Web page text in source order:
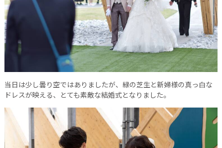
当日は少し曇り空ではありましたが、緑の芝生と新婦様の真っ白な
ドレスが映える、とても素敵な結婚式となりました。